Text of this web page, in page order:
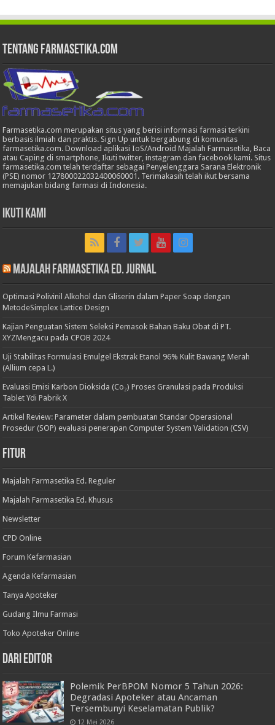
Tentang Farmasetika.com
Farmasetika.com merupakan situs yang berisi informasi farmasi terkini
berbasis ilmiah dan praktis. Sign Up untuk bergabung di komunitas
farmasetika.com. Download aplikasi IoS/Android Majalah Farmasetika, Baca
atau Caping di smartphone, Ikuti twitter, instagram dan facebook kami. Situs
farmasetika.com telah terdaftar sebagai Penyelenggara Sarana Elektronik
(PSE) nomor 127800022032400060001. Terimakasih telah ikut bersama
memajukan bidang farmasi di Indonesia.
Ikuti Kami
Majalah Farmasetika Ed. Jurnal
Optimasi Polivinil Alkohol dan Gliserin dalam Paper Soap dengan
MetodeSimplex Lattice Design
Kajian Penguatan Sistem Seleksi Pemasok Bahan Baku Obat di PT.
XYZMengacu pada CPOB 2024
Uji Stabilitas Formulasi Emulgel Ekstrak Etanol 96% Kulit Bawang Merah
(Allium cepa L.)
Evaluasi Emisi Karbon Dioksida (Co₂) Proses Granulasi pada Produksi
Tablet Ydi Pabrik X
Artikel Review: Parameter dalam pembuatan Standar Operasional
Prosedur (SOP) evaluasi penerapan Computer System Validation (CSV)
Fitur
Majalah Farmasetika Ed. Reguler
Majalah Farmasetika Ed. Khusus
Newsletter
CPD Online
Forum Kefarmasian
Agenda Kefarmasian
Tanya Apoteker
Gudang Ilmu Farmasi
Toko Apoteker Online
Dari Editor
Polemik PerBPOM Nomor 5 Tahun 2026:
Degradasi Apoteker atau Ancaman
Tersembunyi Keselamatan Publik?
12 Mei 2026